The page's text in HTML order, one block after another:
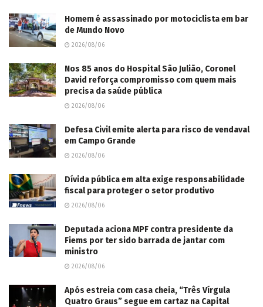
Homem é assassinado por motociclista em bar
de Mundo Novo
2026/08/06
Nos 85 anos do Hospital São Julião, Coronel
David reforça compromisso com quem mais
precisa da saúde pública
2026/08/06
Defesa Civil emite alerta para risco de vendaval
em Campo Grande
2026/08/06
Dívida pública em alta exige responsabilidade
fiscal para proteger o setor produtivo
2026/08/06
Deputada aciona MPF contra presidente da
Fiems por ter sido barrada de jantar com
ministro
2026/08/06
Após estreia com casa cheia, “Três Vírgula
Quatro Graus” segue em cartaz na Capital